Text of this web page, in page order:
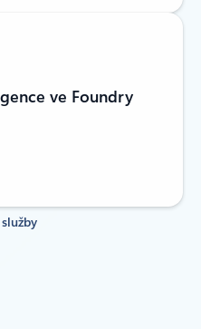
ve Foundry